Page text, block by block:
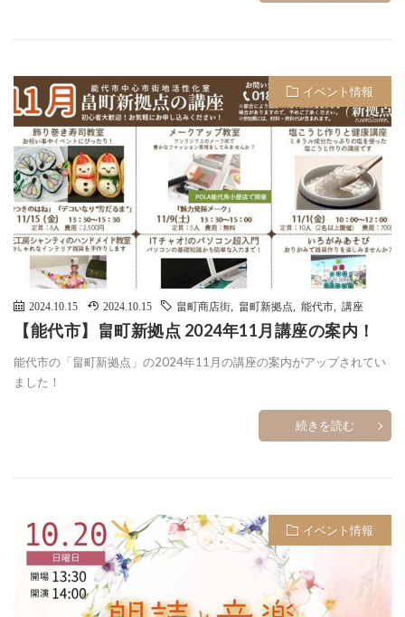
イベント情報
2024.10.15 2024.10.15 畠町商店街 畠町新拠点 能代市 講座
【能代市】畠町新拠点 2024年11月講座の案内！
能代市の「畠町新拠点」の2024年11月の講座の案内がアップされてい
ました！
続きを読む
イベント情報